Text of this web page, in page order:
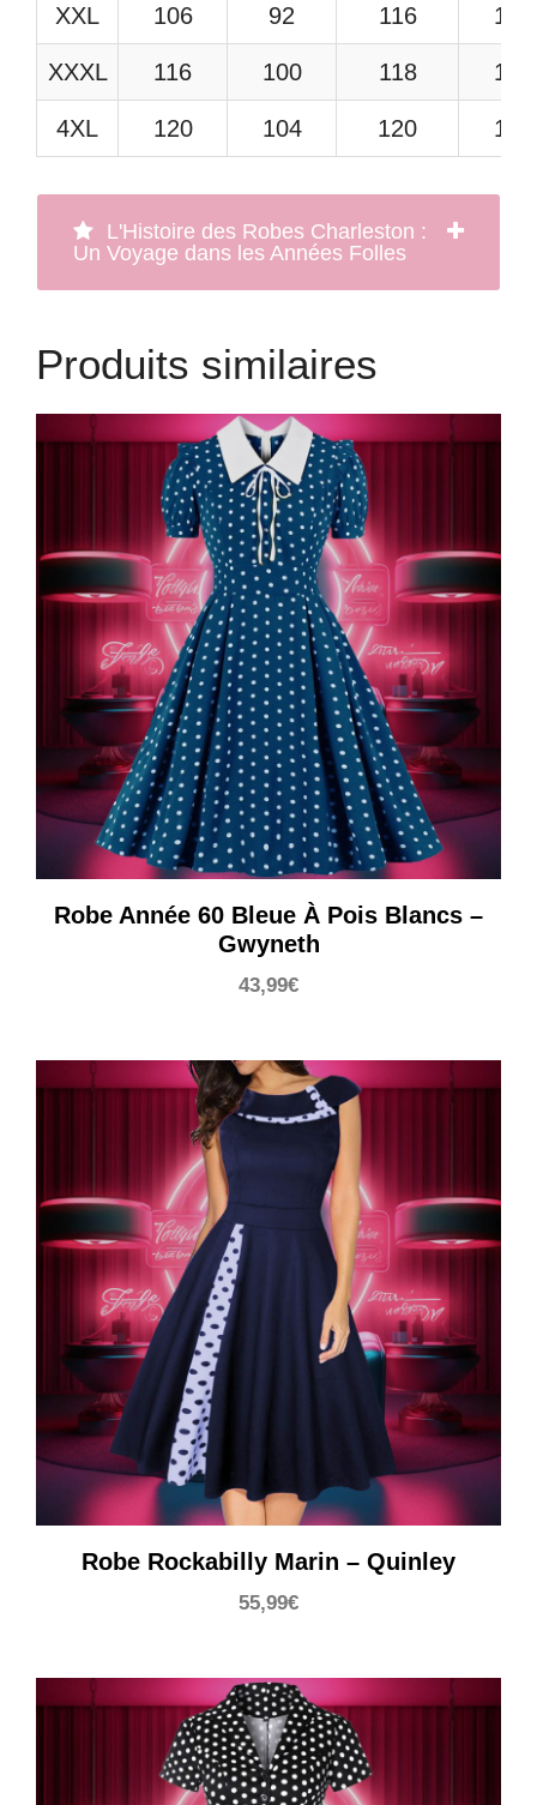
XXL 106 92 116 112
XXXL 116 100 118 114
4XL 120 104 120 118
L'Histoire des Robes Charleston :
Un Voyage dans les Années Folles
Produits similaires
Robe Année 60 Bleue À Pois Blancs –
Gwyneth
43,99€
Robe Rockabilly Marin – Quinley
55,99€